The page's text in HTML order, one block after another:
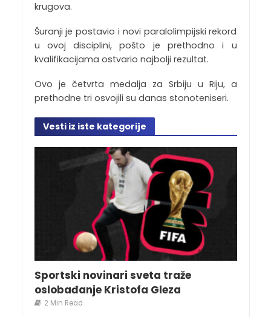
krugova.
Šuranji je postavio i novi paralolimpijski rekord
u ovoj disciplini, pošto je prethodno i u
kvalifikacijama ostvario najbolji rezultat.
Ovo je četvrta medalja za Srbiju u Riju, a
prethodne tri osvojili su danas stonoteniseri.
Vesti iz iste kategorije
Sportski novinari sveta traže
oslobađanje Kristofa Gleza
2 Min Read